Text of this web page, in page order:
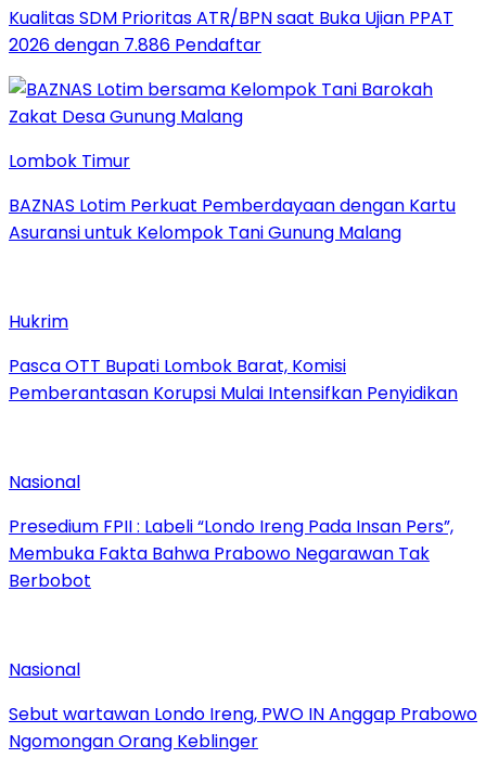
Kualitas SDM Prioritas ATR/BPN saat Buka Ujian PPAT
2026 dengan 7.886 Pendaftar
Lombok Timur
BAZNAS Lotim Perkuat Pemberdayaan dengan Kartu
Asuransi untuk Kelompok Tani Gunung Malang
Hukrim
Pasca OTT Bupati Lombok Barat, Komisi
Pemberantasan Korupsi Mulai Intensifkan Penyidikan
Nasional
Presedium FPII : Labeli “Londo Ireng Pada Insan Pers”,
Membuka Fakta Bahwa Prabowo Negarawan Tak
Berbobot
Nasional
Sebut wartawan Londo Ireng, PWO IN Anggap Prabowo
Ngomongan Orang Keblinger